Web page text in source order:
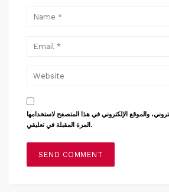
والموقع الإلكتروني في هذا المتصفح لاستخدامها
المرة المقبلة في تعليقي.